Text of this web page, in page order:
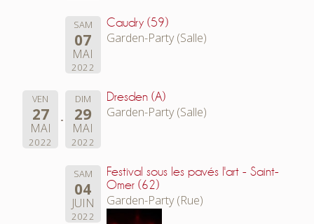
SAM
07
MAI
2022
Caudry (59)
Garden-Party (Salle)
VEN
27
MAI
2022
DIM
29
MAI
2022
Dresden (A)
Garden-Party (Salle)
SAM
04
JUIN
2022
Festival sous les pavés l'art - Saint-
Omer (62)
Garden-Party (Rue)